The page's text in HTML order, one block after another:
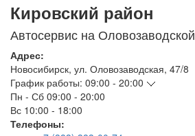
Кировский район
Автосервис на Оловозаводской
Адрес:
Новосибирск, ул. Оловозаводская, 47/8
График работы: 09:00 - 20:00
Пн - Сб 09:00 - 20:00
Вс 10:00 - 18:00
Телефоны: